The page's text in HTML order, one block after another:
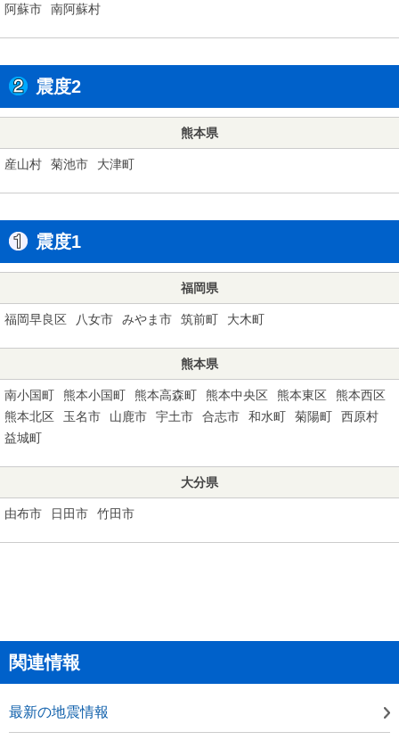
阿蘇市 南阿蘇村
震度2
熊本県
産山村 菊池市 大津町
震度1
福岡県
福岡早良区 八女市 みやま市 筑前町 大木町
熊本県
南小国町 熊本小国町 熊本高森町 熊本中央区 熊本東区
熊本西区
熊本北区
玉名市 山鹿市 宇土市 合志市 和水町 菊陽町
西原村
益城町
大分県
由布市 日田市 竹田市
関連情報
最新の地震情報